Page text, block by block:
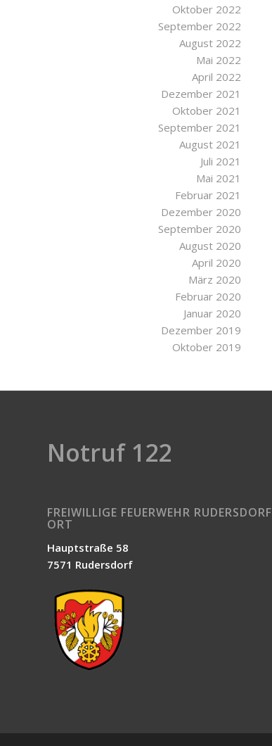
Oktober 2022
September 2022
August 2022
Mai 2022
April 2022
Dezember 2021
Oktober 2021
September 2021
August 2021
Juli 2021
Mai 2021
Februar 2021
Dezember 2020
September 2020
August 2020
April 2020
März 2020
Februar 2020
Januar 2020
Dezember 2019
Oktober 2019
Notruf 122
FREIWILLIGE FEUERWEHR RUDERSDORF
ORT
Hauptstraße 58
7571 Rudersdorf